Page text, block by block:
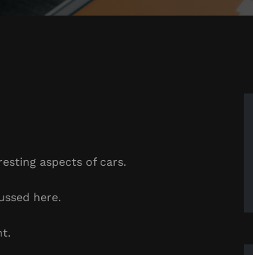
aspects of cars.
here.